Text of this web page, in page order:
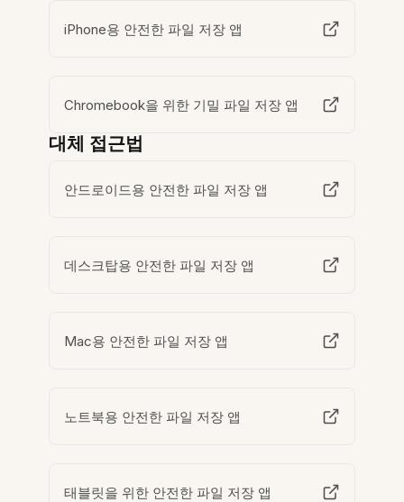
iPhone용 안전한 파일 저장 앱
Chromebook을 위한 기밀 파일 저장 앱
대체 접근법
안드로이드용 안전한 파일 저장 앱
데스크탑용 안전한 파일 저장 앱
Mac용 안전한 파일 저장 앱
노트북용 안전한 파일 저장 앱
태블릿을 위한 안전한 파일 저장 앱